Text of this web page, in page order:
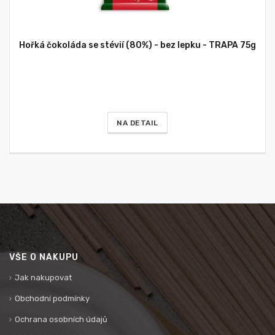
Hořká čokoláda se stévií (80%) - bez lepku - TRAPA 75g
NA DETAIL
VŠE O NÁKUPU
Jak nakupovat
Obchodní podmínky
Ochrana osobních údajů